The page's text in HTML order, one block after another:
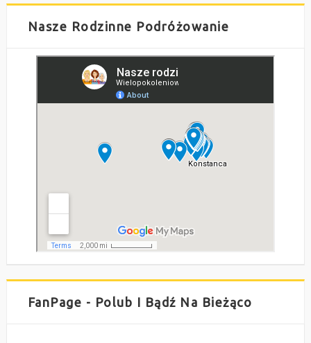
Nasze Rodzinne Podróżowanie
FanPage - Polub I Bądź Na Bieżąco